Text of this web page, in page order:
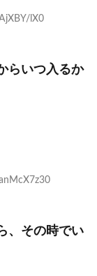
lX0
らいつ入るか
、その時でい